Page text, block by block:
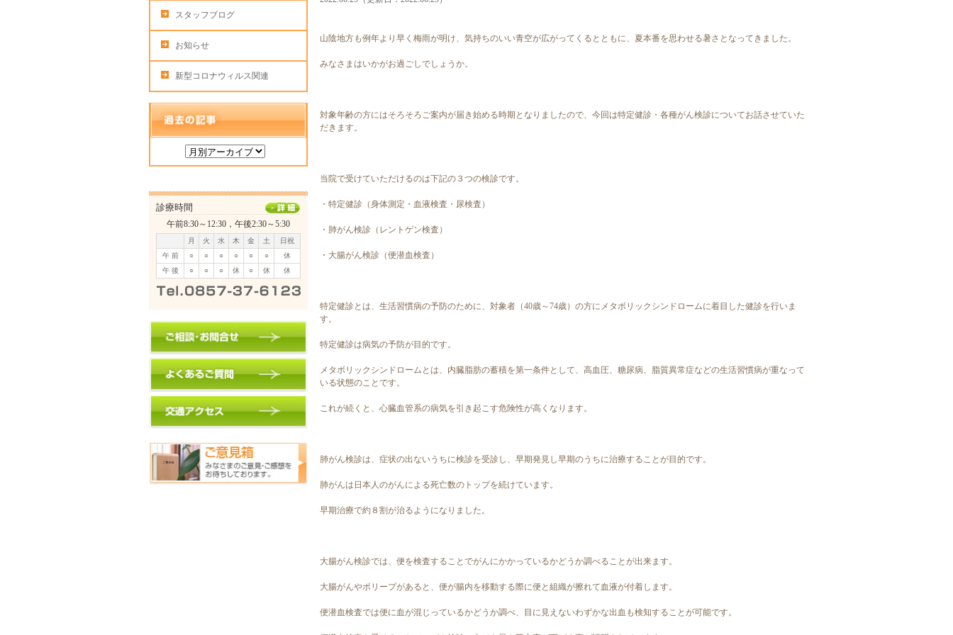
山陰地方も例年より早く梅雨が明け、気持ちのいい青空が広がってくるとともに、夏本番を思わせる暑さとなってきました。
みなさまはいかがお過ごしでしょうか。
対象年齢の方にはそろそろご案内が届き始める時期となりましたので、今回は特定健診・各種がん検診についてお話させていた
だきます。
当院で受けていただけるのは下記の３つの検診です。
・特定健診（身体測定・血液検査・尿検査）
・肺がん検診（レントゲン検査）
・大腸がん検診（便潜血検査）
特定健診とは、生活習慣病の予防のために、対象者（40歳～74歳）の方にメタボリックシンドロームに着目した健診を行いま
す。
特定健診は病気の予防が目的です。
メタボリックシンドロームとは、内臓脂肪の蓄積を第一条件として、高血圧、糖尿病、脂質異常症などの生活習慣病が重なって
いる状態のことです。
これが続くと、心臓血管系の病気を引き起こす危険性が高くなります。
肺がん検診は、症状の出ないうちに検診を受診し、早期発見し早期のうちに治療することが目的です。
肺がんは日本人のがんによる死亡数のトップを続けています。
早期治療で約８割が治るようになりました。
大腸がん検診では、便を検査することでがんにかかっているかどうか調べることが出来ます。
大腸がんやポリープがあると、便が腸内を移動する際に便と組織が擦れて血液が付着します。
便潜血検査では便に血が混じっているかどうか調べ、目に見えないわずかな出血も検知することが可能です。
スタッフブログ
お知らせ
新型コロナウィルス関連
診療時間
午前8:30～12:30，午後2:30～5:30
月 火 水 木 金 土
日祝
午 前
○ ○ ○ ○ ○ ○
休
午 後
○ ○ ○ 休 ○ 休 休